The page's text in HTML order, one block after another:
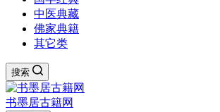
中医典藏
佛家典籍
其它类
搜索
书墨居古籍网